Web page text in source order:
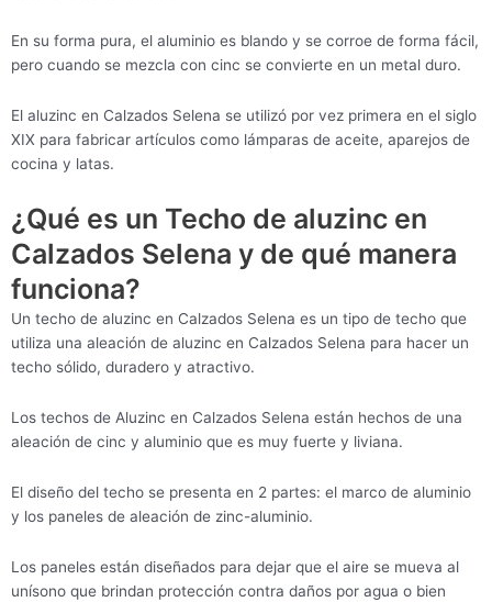
En su forma pura, el aluminio es blando y se corroe de forma fácil,
pero cuando se mezcla con cinc se convierte en un metal duro.
El aluzinc en Calzados Selena se utilizó por vez primera en el siglo
XIX para fabricar artículos como lámparas de aceite, aparejos de
cocina y latas.
¿Qué es un Techo de aluzinc en
Calzados Selena y de qué manera
funciona?
Un techo de aluzinc en Calzados Selena es un tipo de techo que
utiliza una aleación de aluzinc en Calzados Selena para hacer un
techo sólido, duradero y atractivo.
Los techos de Aluzinc en Calzados Selena están hechos de una
aleación de cinc y aluminio que es muy fuerte y liviana.
El diseño del techo se presenta en 2 partes: el marco de aluminio
y los paneles de aleación de zinc-aluminio.
Los paneles están diseñados para dejar que el aire se mueva al
unísono que brindan protección contra daños por agua o bien